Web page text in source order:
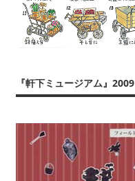
『軒下ミュージアム』2009